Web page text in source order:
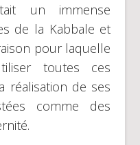
un immense
de la Kabbale et
pour laquelle
toutes ces
réalisation de ses
comme des